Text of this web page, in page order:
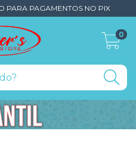
PARA PAGAMENTOS NO PIX
0